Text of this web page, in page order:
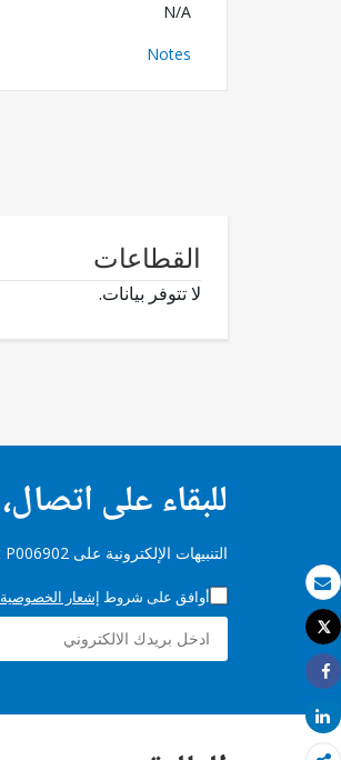
بريد الكتروني
طباعة
Tweet
Share
Share
N/A
Notes
القطاعات
لا تتوفر بيانات.
للبقاء على
التنبيهات الإلكترونية على Project P006902
أوافق على شروط إشعار الخصوصية